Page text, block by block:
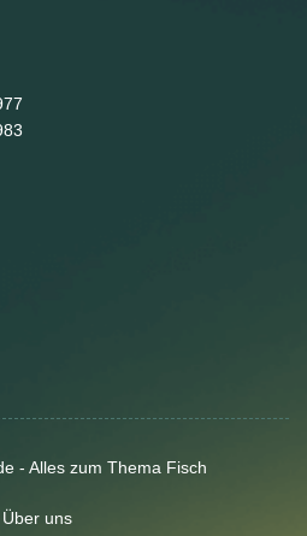
- Alles zum Thema Fisch
Über uns